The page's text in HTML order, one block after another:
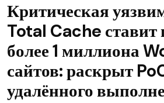
Критическая
Total Cache ставит
более 1 миллиона
сайтов: раскрыт
удалённого